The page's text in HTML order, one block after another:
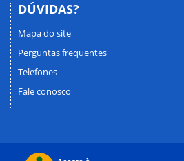
DÚVIDAS?
Mapa do site
Perguntas frequentes
Telefones
Fale conosco